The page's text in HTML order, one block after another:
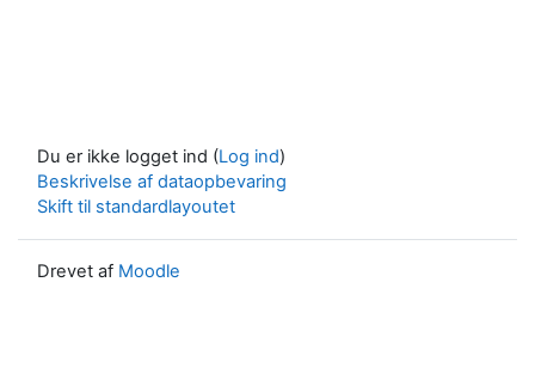
Du er ikke logget ind (Log ind)
Beskrivelse af dataopbevaring
Skift til standardlayoutet
Drevet af Moodle